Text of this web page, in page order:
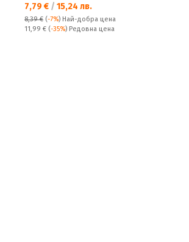
Текуща цена:
7,79 € / 15,24 лв.
8,39 € (-7%) Най-добра цена
Редовна цена:
11,99 € (-35%) Редовна цена